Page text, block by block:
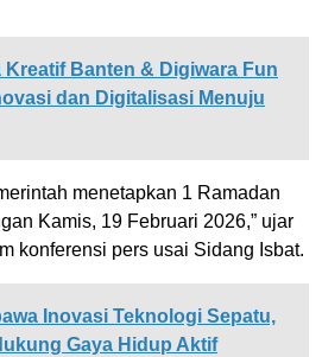
Kreatif Banten & Digiwara Fun
dan Digitalisasi Menuju
menetapkan 1 Ramadan
Kamis, 19 Februari 2026,” ujar
konferensi pers usai Sidang Isbat.
Inovasi Teknologi Sepatu,
Gaya Hidup Aktif